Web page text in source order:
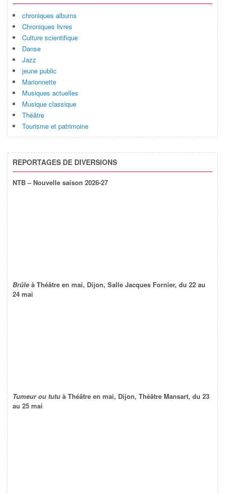
chroniques albums
Chroniques livres
Culture scientifique
Danse
Jazz
jeune public
Marionnette
Musiques actuelles
Musique classique
Théâtre
Tourisme et patrimoine
REPORTAGES DE DIVERSIONS
NTB – Nouvelle saison 2026-27
Brûle à Théâtre en mai, Dijon, Salle Jacques Fornier, du 22 au
24 mai
Tumeur ou tutu à Théâtre en mai, Dijon, Théâtre Mansart, du 23
au 25 mai